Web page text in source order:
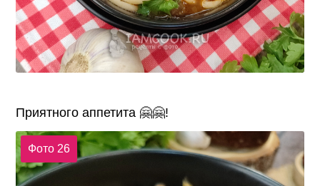
Приятного аппетита 🤗🤗!
Фото 26